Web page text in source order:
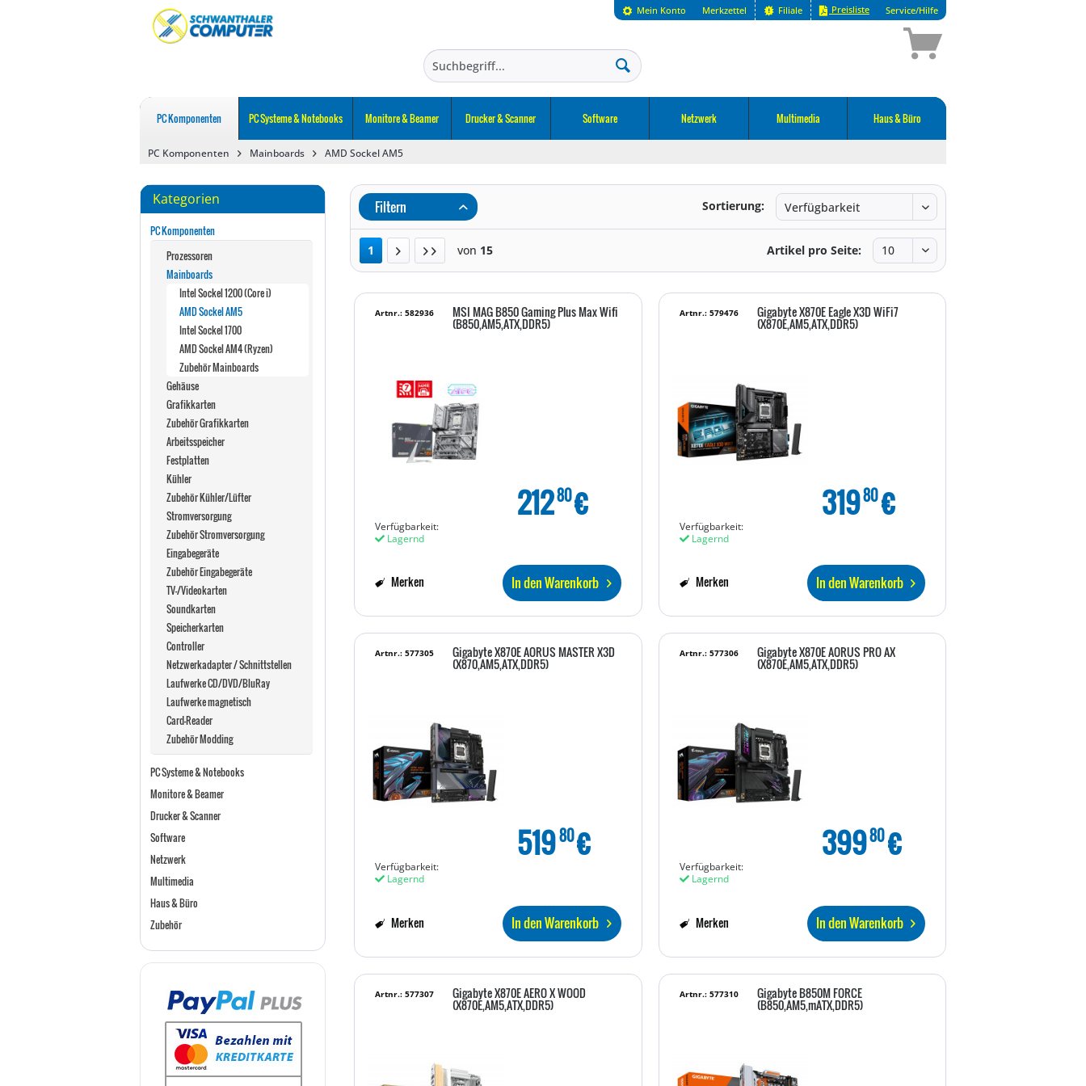
Mein Konto Merkzettel Filiale Preisliste Service/Hilfe
PC Komponenten PC Systeme & Notebooks Monitore & Beamer Drucker & Scanner Software Netzwerk Multimedia Haus & Büro
PC Komponenten Mainboards AMD Sockel AM5
Kategorien
PC Komponenten
Prozessoren
Mainboards
Intel Sockel 1200 (Core i)
AMD Sockel AM5
Intel Sockel 1700
AMD Sockel AM4 (Ryzen)
Zubehör Mainboards
Gehäuse
Grafikkarten
Zubehör Grafikkarten
Arbeitsspeicher
Festplatten
Kühler
Zubehör Kühler/Lüfter
Stromversorgung
Zubehör Stromversorgung
Eingabegeräte
Zubehör Eingabegeräte
TV-/Videokarten
Soundkarten
Speicherkarten
Controller
Netzwerkadapter / Schnittstellen
Laufwerke CD/DVD/BluRay
Laufwerke magnetisch
Card-Reader
Zubehör Modding
PC Systeme & Notebooks
Monitore & Beamer
Drucker & Scanner
Software
Netzwerk
Multimedia
Haus & Büro
Zubehör
Filtern Sortierung:
1 von 15 Artikel pro Seite:
MSI MAG B850 Gaming Plus Max Wifi
(B850,AM5,ATX,DDR5)
Artnr.: 582936
21280€
Verfügbarkeit:
Lagernd
In den Warenkorb
Merken
Gigabyte X870E Eagle X3D WiFi7
(X870E,AM5,ATX,DDR5)
Artnr.: 579476
31980€
Verfügbarkeit:
Lagernd
In den Warenkorb
Merken
Gigabyte X870E AORUS MASTER X3D
(X870,AM5,ATX,DDR5)
Artnr.: 577305
51980€
Verfügbarkeit:
Lagernd
In den Warenkorb
Merken
Gigabyte X870E AORUS PRO AX
(X870E,AM5,ATX,DDR5)
Artnr.: 577306
39980€
Verfügbarkeit:
Lagernd
In den Warenkorb
Merken
Gigabyte X870E AERO X WOOD
(X870E,AM5,ATX,DDR5)
Artnr.: 577307 Gigabyte B850M FORCE
(B850,AM5,mATX,DDR5)
Artnr.: 577310